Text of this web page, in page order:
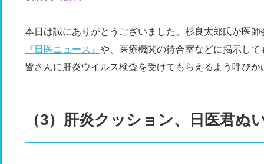
本日は誠にありがとうございました。杉良太郎氏が医
『日医ニュース』 や、医療機関の待合室などに掲示し
皆さんに肝炎ウイルス検査を受けてもらえるよう呼び
（3）肝炎クッション、日医君ぬ